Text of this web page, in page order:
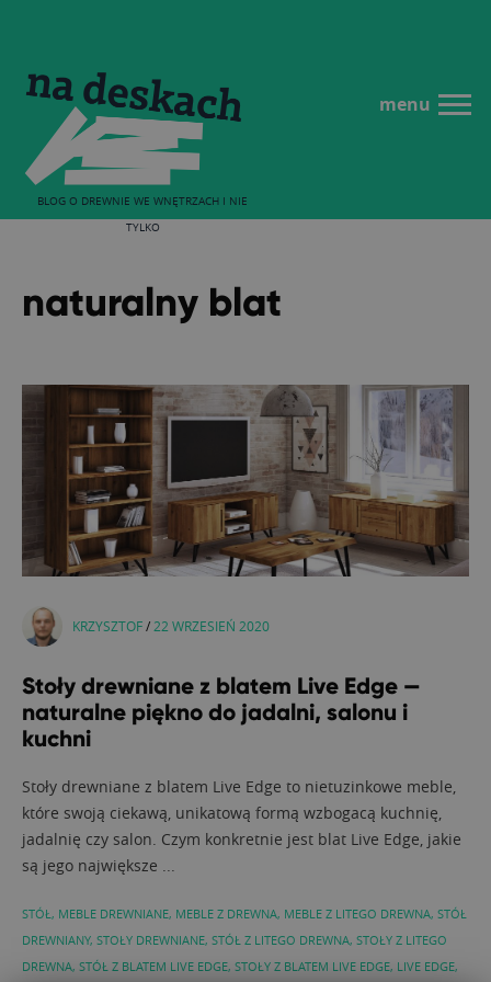
BLOG O DREWNIE WE WNĘTRZACH I NIE
TYLKO
menu
naturalny blat
KRZYSZTOF/ 22 WRZESIEŃ 2020
Stoły drewniane z blatem Live Edge —
naturalne piękno do jadalni, salonu i
kuchni
Stoły drewniane z blatem Live Edge to nietuzinkowe meble,
które swoją ciekawą, unikatową formą wzbogacą kuchnię,
jadalnię czy salon. Czym konkretnie jest blat Live Edge, jakie
są jego największe ...
STÓŁ, MEBLE DREWNIANE, MEBLE Z DREWNA, MEBLE Z LITEGO DREWNA, STÓŁ
DREWNIANY, STOŁY DREWNIANE, STÓŁ Z LITEGO DREWNA, STOŁY Z LITEGO
DREWNA, STÓŁ Z BLATEM LIVE EDGE, STOŁY Z BLATEM LIVE EDGE, LIVE EDGE,